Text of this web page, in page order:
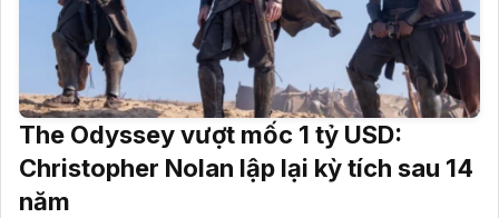
The Odyssey vượt mốc 1 tỷ USD:
Christopher Nolan lập lại kỳ tích sau 14
năm